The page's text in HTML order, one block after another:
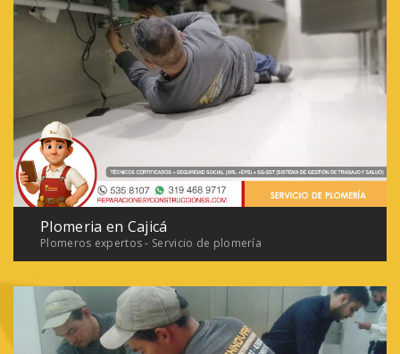
Plomeria en Cajicá
Plomeros expertos - Servicio de plomería